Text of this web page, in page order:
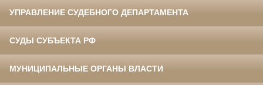
УПРАВЛЕНИЕ СУДЕБНОГО ДЕПАРТАМЕНТА
СУДЫ СУБЪЕКТА РФ
МУНИЦИПАЛЬНЫЕ ОРГАНЫ ВЛАСТИ